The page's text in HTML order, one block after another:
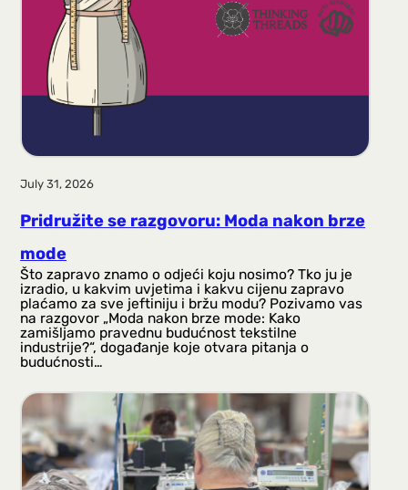
July 31, 2026
Pridružite se razgovoru: Moda nakon brze
mode
Što zapravo znamo o odjeći koju nosimo? Tko ju je
izradio, u kakvim uvjetima i kakvu cijenu zapravo
plaćamo za sve jeftiniju i bržu modu? Pozivamo vas
na razgovor „Moda nakon brze mode: Kako
zamišljamo pravednu budućnost tekstilne
industrije?“, događanje koje otvara pitanja o
budućnosti…